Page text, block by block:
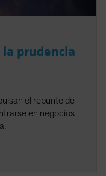
la prudencia
el repunte de
en negocios